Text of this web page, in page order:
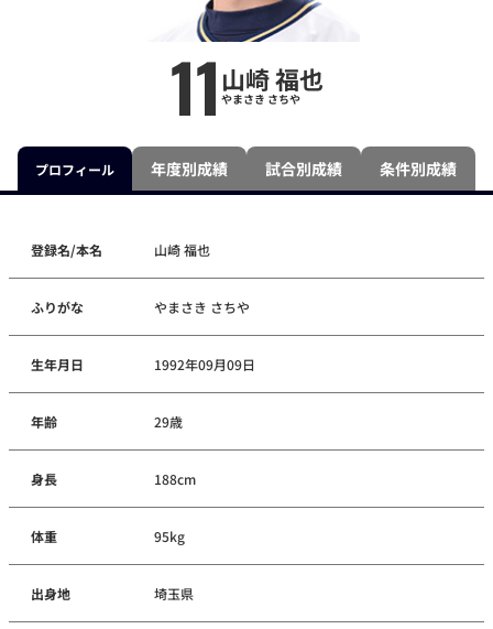
11 山崎 福也
やまさき さちや
プロフィール 年度別成績 試合別成績 条件別成績
登録名/本名 山崎 福也
ふりがな やまさき さちや
生年月日 1992年09月09日
年齢 29歳
身長 188cm
体重 95kg
出身地 埼玉県